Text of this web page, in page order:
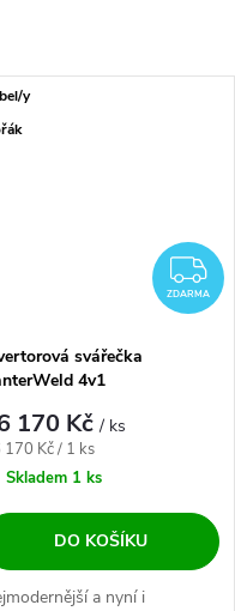
y
ZDARMA
svářečka
4v1
170 Kč/ ks
cena:
170 Kč / 1 ks
Skladem 1 ks
DO KOŠÍKU
a nyní i